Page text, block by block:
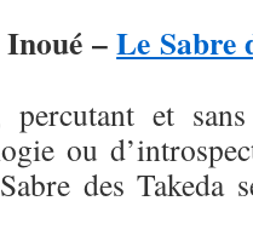
Inoué –Le Sabre
percutant et
ou
des Takeda